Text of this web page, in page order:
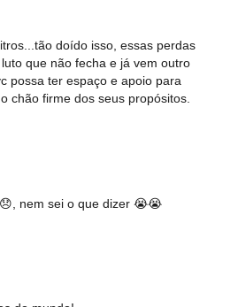
doído isso, essas perdas
que não fecha e já vem outro
possa ter espaço e apoio para
chão firme dos seus propósitos.
nem sei o que dizer 😭😭